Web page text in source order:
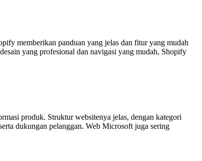
memberikan panduan yang jelas dan fitur yang mudah
yang profesional dan navigasi yang mudah, Shopify
produk. Struktur websitenya jelas, dengan kategori
dukungan pelanggan. Web Microsoft juga sering